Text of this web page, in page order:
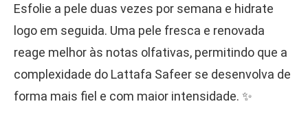
Esfolie a pele duas vezes por semana e hidrate
logo em seguida. Uma pele fresca e renovada
reage melhor às notas olfativas, permitindo que a
complexidade do Lattafa Safeer se desenvolva de
forma mais fiel e com maior intensidade. ✨